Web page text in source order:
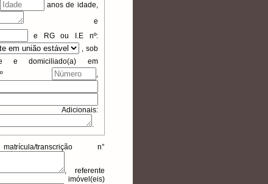
anos de idade,
e
e RG ou I.E nº:
, sob
e domiciliado(a) em
,
.
transcrição n°
, referente